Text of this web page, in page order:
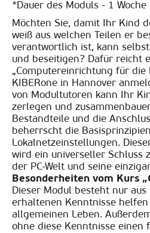
*Dauer des Moduls - 1 Woche
Möchten Sie, damit Ihr Kind
weiß aus welchen Teilen er
verantwortlich ist, kann
und beseitigen? Dafür reicht
„Computereinrichtung für die
KIBERone in Hannover
von Modultutoren kann Ihr
zerlegen und
Bestandteile und die
beherrscht die
Lokalnetzeinstellungen.
wird ein universeller Schluss
der PC-Welt und seine
Besonderheiten vom Kurs
Dieser Modul besteht nur
erhaltenen Kenntnisse
allgemeinen Leben.
ohne diese Kenntnisse einen